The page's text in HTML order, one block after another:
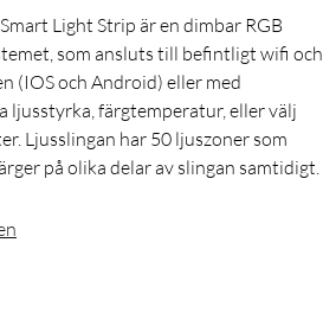
Light Strip är en dimbar RGB
som ansluts till befintligt wifi och
(IOS och Android) eller med
ljusstyrka, färgtemperatur, eller välj
Ljusslingan har 50 ljuszoner som
på olika delar av slingan samtidigt.